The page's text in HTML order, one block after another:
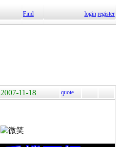
Find login register
2007-11-18 quote